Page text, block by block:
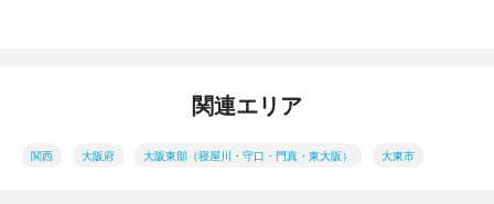
関連エリア
関西 大阪府 大阪東部（寝屋川・守口・門真・東大阪） 大東市